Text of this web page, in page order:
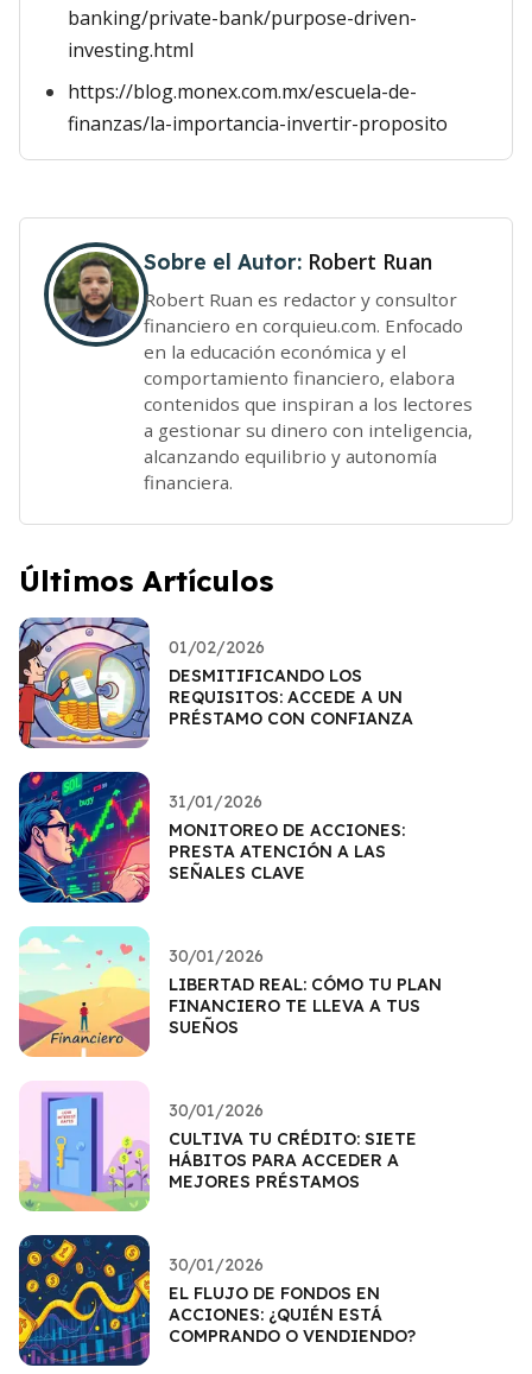
banking/private-bank/purpose-driven-
investing.html
https://blog.monex.com.mx/escuela-de-
finanzas/la-importancia-invertir-proposito
Sobre el Autor: Robert Ruan
Robert Ruan es redactor y consultor
financiero en corquieu.com. Enfocado
en la educación económica y el
comportamiento financiero, elabora
contenidos que inspiran a los lectores
a gestionar su dinero con inteligencia,
alcanzando equilibrio y autonomía
financiera.
Últimos Artículos
01/02/2026
DESMITIFICANDO LOS
REQUISITOS: ACCEDE A UN
PRÉSTAMO CON CONFIANZA
31/01/2026
MONITOREO DE ACCIONES:
PRESTA ATENCIÓN A LAS
SEÑALES CLAVE
30/01/2026
LIBERTAD REAL: CÓMO TU PLAN
FINANCIERO TE LLEVA A TUS
SUEÑOS
30/01/2026
CULTIVA TU CRÉDITO: SIETE
HÁBITOS PARA ACCEDER A
MEJORES PRÉSTAMOS
30/01/2026
EL FLUJO DE FONDOS EN
ACCIONES: ¿QUIÉN ESTÁ
COMPRANDO O VENDIENDO?